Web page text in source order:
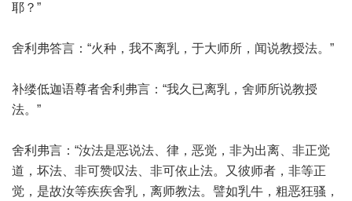
耶？”
舍利弗答言：“火种，我不离乳，于大师所，闻说教授法。”
补缕低迦语尊者舍利弗言：“我久已离乳，舍师所说教授
法。”
舍利弗言：“汝法是恶说法、律，恶觉，非为出离、非正觉
道，坏法、非可赞叹法、非可依止法。又彼师者，非等正
觉，是故汝等疾疾舍乳，离师教法。譬如乳牛，粗恶狂骚，